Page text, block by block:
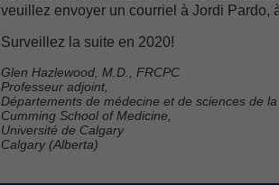
veuillez envoyer un courriel à Jordi Pardo,
Surveillez la suite en 2020!
Glen Hazlewood, M.D., FRCPC
Professeur adjoint,
Départements de médecine et de sciences de
Cumming School of Medicine,
Université de Calgary
Calgary (Alberta)